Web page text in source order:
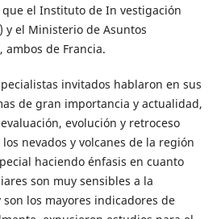
el Instituto de In vestigación
y el Ministerio de Asuntos
ambos de Francia.
invitados hablaron en sus
de gran importancia y actualidad,
evolución y retroceso
nevados y volcanes de la región
haciendo énfasis en cuanto
son muy sensibles a la
los mayores indicadores de